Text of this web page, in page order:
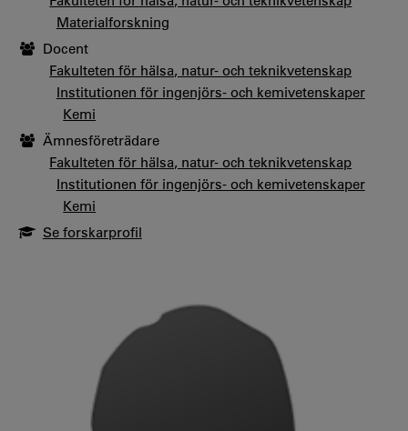
Materialforskning
Docent
Fakulteten för hälsa, natur- och teknikvetenskap
Institutionen för ingenjörs- och kemivetenskaper
Kemi
Ämnesföreträdare
Fakulteten för hälsa, natur- och teknikvetenskap
Institutionen för ingenjörs- och kemivetenskaper
Kemi
Se forskarprofil